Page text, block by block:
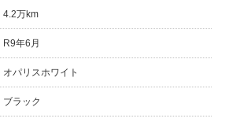
4.2万km
R9年6月
オパリスホワイト
ブラック